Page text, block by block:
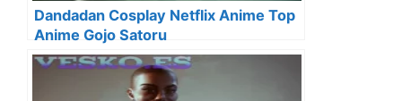
Dandadan Cosplay Netflix Anime Top
Anime Gojo Satoru